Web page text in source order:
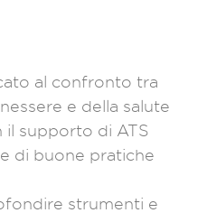
al confronto tra
e della salute
il supporto di ATS
di buone pratiche
strumenti e